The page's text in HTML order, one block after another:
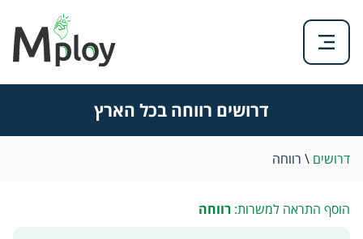
דרושים רווחה בכל הארץ
דרושים \ רווחה
הוסף התראה למשרות: רווחה